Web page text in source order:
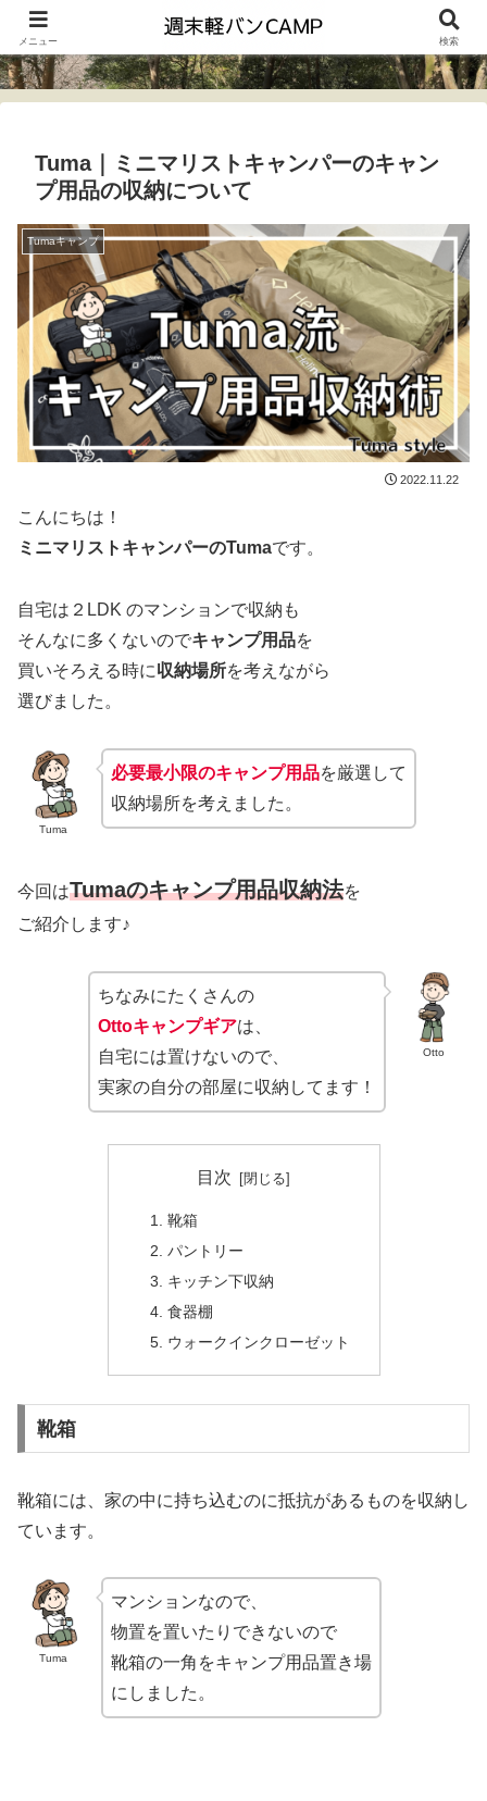
Tuma｜ミニマリストキャンパーのキャン
プ用品の収納について
Tumaキャンプ
2022.11.22
こんにちは！
ミニマリストキャンパーのTumaです。
自宅は２LDK のマンションで収納も
そんなに多くないのでキャンプ用品を
買いそろえる時に収納場所を考えながら
選びました。
Tuma
必要最小限のキャンプ用品を厳選して
収納場所を考えました。
今回はTumaのキャンプ用品収納法を
ご紹介します♪
Otto
ちなみにたくさんの
Ottoキャンプギアは、
自宅には置けないので、
実家の自分の部屋に収納してます！
目次
靴箱
パントリー
キッチン下収納
食器棚
ウォークインクローゼット
靴箱
靴箱には、家の中に持ち込むのに抵抗があるものを収納し
ています。
Tuma
マンションなので、
物置を置いたりできないので
靴箱の一角をキャンプ用品置き場
にしました。
メニュー 検索